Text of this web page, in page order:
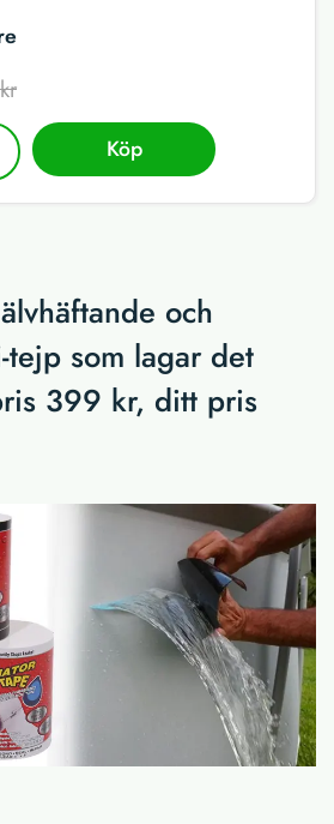
Köp
och
tejp som lagar det
399 kr, ditt pris